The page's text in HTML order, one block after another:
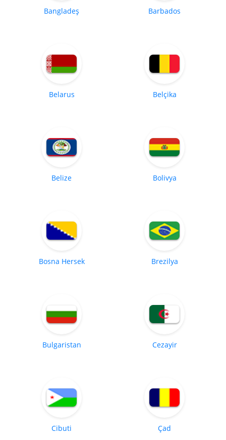
Bangladeş Barbados
Belarus Belçika
Belize Bolivya
Bosna Hersek Brezilya
Bulgaristan Cezayir
Cibuti Çad